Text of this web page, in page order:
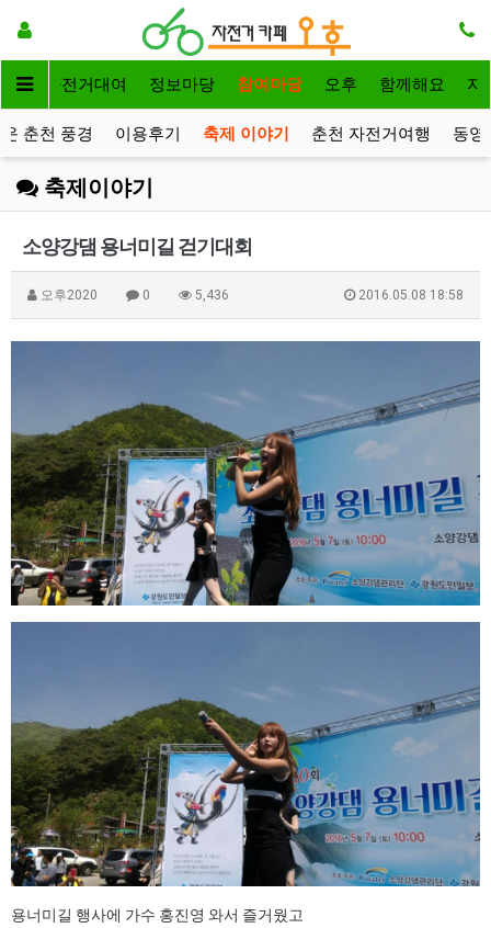
인 자전거대여 정보마당 참여마당 오후 함께해요 자
춘천 풍경 이용후기 축제 이야기 춘천 자전거여행 동영
축제이야기
소양강댐 용너미길 걷기대회
오후2020 0 5,436 2016.05.08 18:58
용너미길 행사에 가수 홍진영 와서 즐거웠고